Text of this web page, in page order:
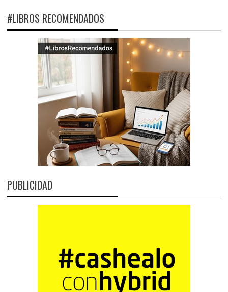
#LIBROS RECOMENDADOS
PUBLICIDAD